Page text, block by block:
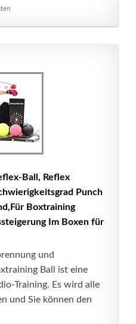
Ball, Reflex
Punch
Boxtraining
Im Boxen für
und
Ball ist eine
Training. Es wird alle
und Sie können den